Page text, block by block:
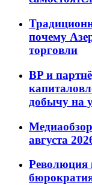
почему
торговли
BP и
добычу на
августа
Революция